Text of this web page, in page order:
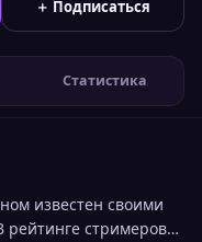
＋ Подписаться
Статистика
известен своими
рейтинге стримеров